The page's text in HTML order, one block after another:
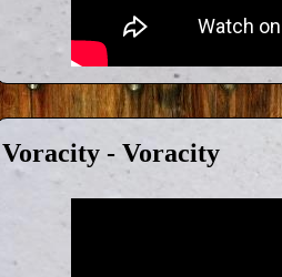
Voracity - Voracity